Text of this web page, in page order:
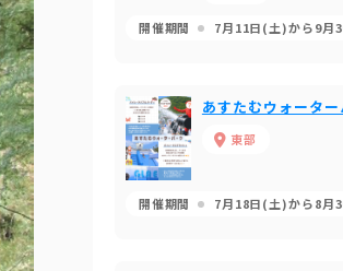
開催期間 7月11日(土)から9月
あすたむウォーター
東部
開催期間 7月18日(土)から8月